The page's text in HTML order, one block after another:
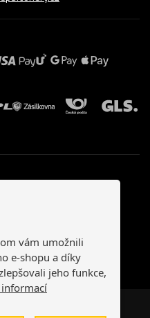
Slovensko
vám umožnili
e-shopu a díky
jeho funkce,
informací